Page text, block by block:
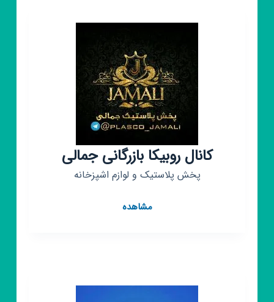
کانال روبیکا بازرگانی جمالی
پخش پلاستیک و لوازم اشپزخانه
مشاهدهکانال